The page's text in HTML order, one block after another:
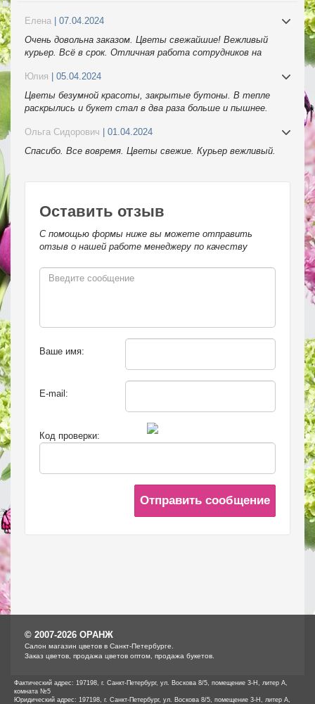
Елена | 07.04.2024
Очень довольна заказом. Цветы свежайшие! Вежливый
курьер. Всё в срок. Отличная работа сотрудников на
Юлия | 05.04.2024
Цветы безумной красоты, закрытые бутоны. В тепле
раскрылись и букет стал в два раза больше и пышнее.
Ольга Сидорович | 01.04.2024
Спасибо. Все вовремя. Цветы свежие. Курьер вежливый.
Оставить отзыв
С помощью формы ниже вы можете отправить
отзыв о нашей работе менеджеру по качеству
Ваше имя:
E-mail:
Код проверки:
Отправить сообщение
© 2007-2026 ОРАНЖ
Cалон магазин цветов в Санкт-Петербурге.
Заказ цветов, продажа цветов оптом, продажа букетов.
Фактический адрес: 197198, г. Санкт-Петербург, ул. Воскова 8/5, помещение 3-Н, литер А,
комната №5
Юридический адрес: 197198, г. Санкт-Петербург, ул. Воскова 8/5, помещение 3-Н, литер А,